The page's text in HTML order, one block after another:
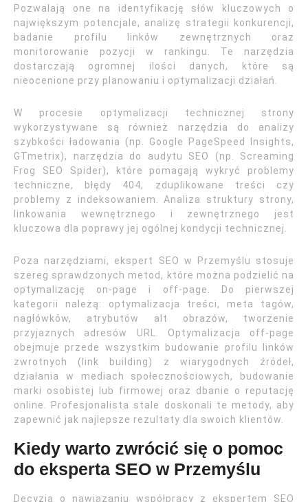
Pozwalają one na identyfikację słów kluczowych o
największym potencjale, analizę strategii konkurencji,
badanie profilu linków zewnętrznych oraz
monitorowanie pozycji w rankingu. Te narzędzia
dostarczają ogromnej ilości danych, które są
nieocenione przy planowaniu i optymalizacji działań.
W procesie optymalizacji technicznej strony
wykorzystywane są również narzędzia do analizy
szybkości ładowania (np. Google PageSpeed Insights,
GTmetrix), narzędzia do audytu SEO (np. Screaming
Frog SEO Spider), które pomagają wykryć problemy
techniczne, błędy 404, zduplikowane treści czy
problemy z indeksowaniem. Analiza struktury strony,
linkowania wewnętrznego i zewnętrznego jest
kluczowa dla poprawy jej ogólnej kondycji technicznej.
Poza narzędziami, ekspert SEO w Przemyślu stosuje
szereg sprawdzonych metod, które można podzielić na
optymalizację on-page i off-page. Do pierwszej
kategorii należą: optymalizacja treści, meta tagów,
nagłówków, atrybutów alt obrazów, tworzenie
przyjaznych adresów URL. Optymalizacja off-page
obejmuje przede wszystkim budowanie profilu linków
zwrotnych (link building) z wiarygodnych źródeł,
działania w mediach społecznościowych, budowanie
marki osobistej lub firmowej oraz dbanie o reputację
online. Profesjonalista stale doskonali te metody, aby
zapewnić jak najlepsze rezultaty dla swoich klientów.
Kiedy warto zwrócić się o pomoc
do eksperta SEO w Przemyślu
Decyzja o nawiązaniu współpracy z ekspertem SEO